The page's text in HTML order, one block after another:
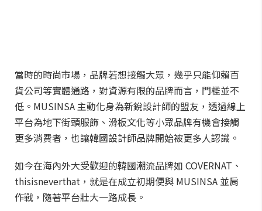
當時的時尚市場，品牌若想接觸大眾，幾乎只能仰賴百
貨公司等實體通路，對資源有限的品牌而言，門檻並不
低。MUSINSA 主動化身為新銳設計師的盟友，透過線上
平台為地下街頭服飾、滑板文化等小眾品牌有機會接觸
更多消費者，也讓韓國設計師品牌開始被更多人認識。
如今在海內外大受歡迎的韓國潮流品牌如 COVERNAT、
thisisneverthat，就是在成立初期便與 MUSINSA 並肩
作戰，隨著平台壯大一路成長。